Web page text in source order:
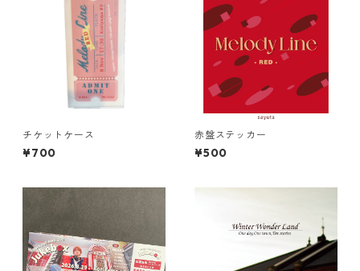
チケットケース
¥700
赤盤ステッカー
¥500